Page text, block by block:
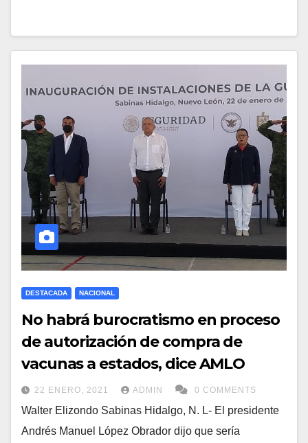
DESTACADA NACIONAL
No habrá burocratismo en proceso
de autorización de compra de
vacunas a estados, dice AMLO
22 ENERO, 2021 ADMIN 0 COMMENTS
Walter Elizondo Sabinas Hidalgo, N. L- El presidente
Andrés Manuel López Obrador dijo que sería